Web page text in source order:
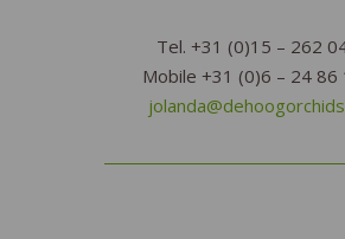
Tel. +31 (0)15 – 262
Mobile +31 (0)6 – 24 86